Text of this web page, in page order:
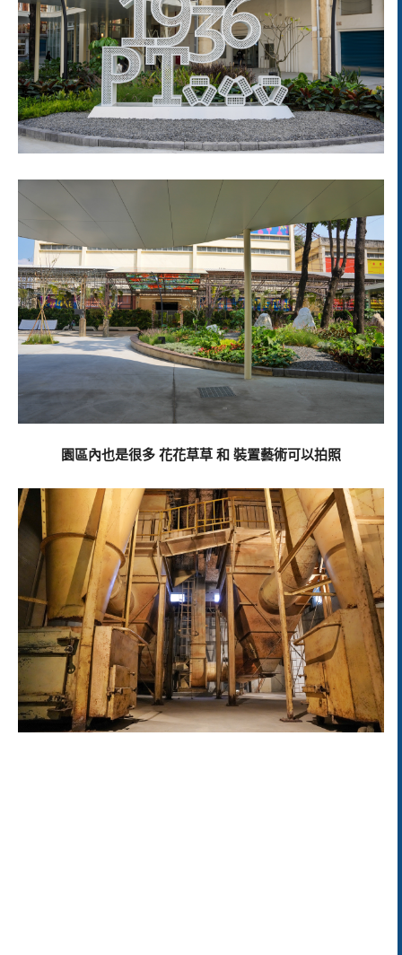
園區內也是很多 花花草草 和 裝置藝術可以拍照